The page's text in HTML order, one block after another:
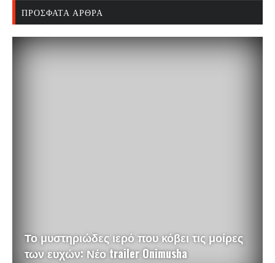
ΠΡΌΣΦΑΤΑ ΆΡΘΡΑ
Το μυστηριώδες ιερό που κόβει τις μοίρες
των ευχών: Νέο trailer Onimusha